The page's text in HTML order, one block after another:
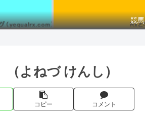
競馬
よねづ けんし）
コピー コメント